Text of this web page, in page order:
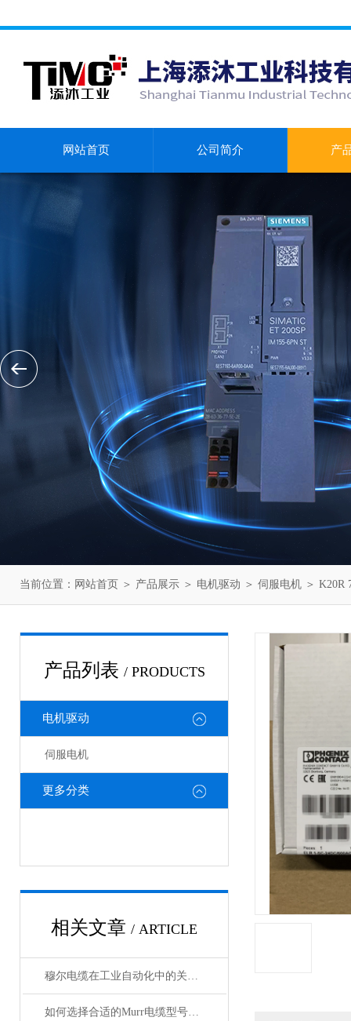
网站首页 公司简介 产
当前位置： 网站首页 ＞ 产品展示 ＞ 电机驱动 ＞ 伺服电机 ＞ K20R
产品列表 / PRODUCTS
电机驱动
伺服电机
更多分类
相关文章 / ARTICLE
穆尔电缆在工业自动化中的关键角色
如何选择合适的Murr电缆型号和规格？